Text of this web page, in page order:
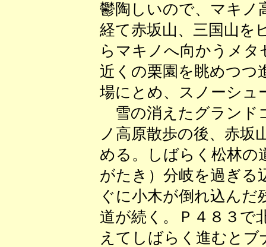
鬱陶しいので、マキノ
経て赤坂山、三国山を
らマキノへ向かうメ
近くの栗園を眺めつつ
場にとめ、スノーシュ
雪の消えたグランド
ノ高原散歩の後、赤坂
める。しばらく松林の
がたき）分岐を過ぎる
ぐに小木が倒れ込ん
道が続く。Ｐ４８３で
えてしばらく進むと